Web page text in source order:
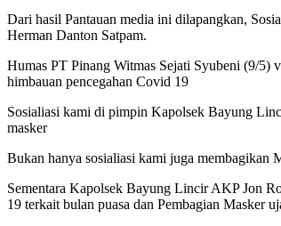
Dari hasil Pantauan media ini dilapangkan,
Herman Danton Satpam.
Humas PT Pinang Witmas Sejati Syubeni (9/5)
himbauan pencegahan Covid 19
Sosialiasi kami di pimpin Kapolsek Bayung
masker
Bukan hanya sosialiasi kami juga membagikan
Sementara Kapolsek Bayung Lincir AKP Jon
19 terkait bulan puasa dan Pembagian Masker